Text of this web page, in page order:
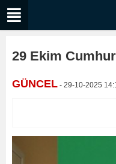
29 Ekim
GÜNCEL - 29-10-2025